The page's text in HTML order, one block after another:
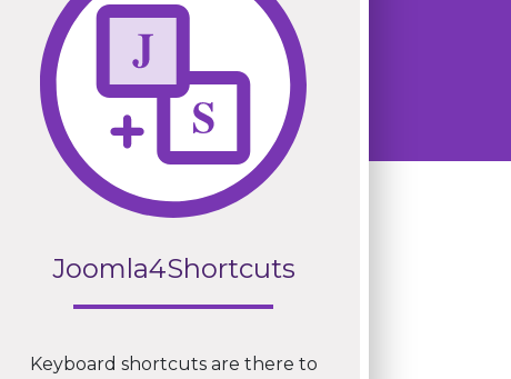
Joomla4Shortcuts
Keyboard shortcuts are there to